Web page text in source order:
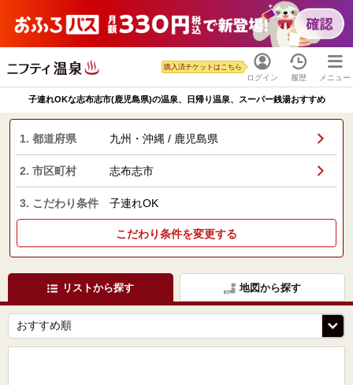
ログイン
購入済チケットはこちら
履歴 メニュー
子連れOKな志布志市(鹿児島県)の温泉、日帰り温泉、スーパー銭湯おすすめ
1. 都道府県 九州・沖縄 / 鹿児島県
2. 市区町村 志布志市
3. こだわり条件 子連れOK
こだわり条件を変更する
リストから探す 地図から探す